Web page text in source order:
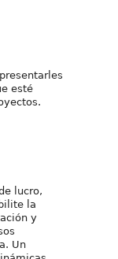
esté
lucro,
la
y
Un